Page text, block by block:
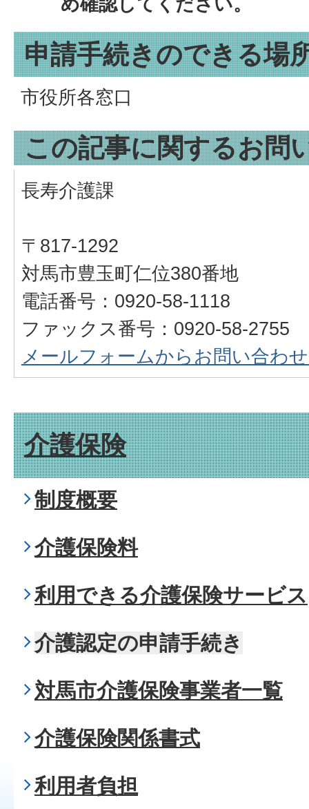
申請手続きのできる場
市役所各窓口
この記事に関するお問
長寿介護課
〒817-1292
対馬市豊玉町仁位380番地
電話番号：0920-58-1118
ファックス番号：0920-58-2755
メールフォームからお問い合わ
介護保険
制度概要
介護保険料
利用できる介護保険サービス
介護認定の申請手続き
対馬市介護保険事業者一覧
介護保険関係書式
利用者負担